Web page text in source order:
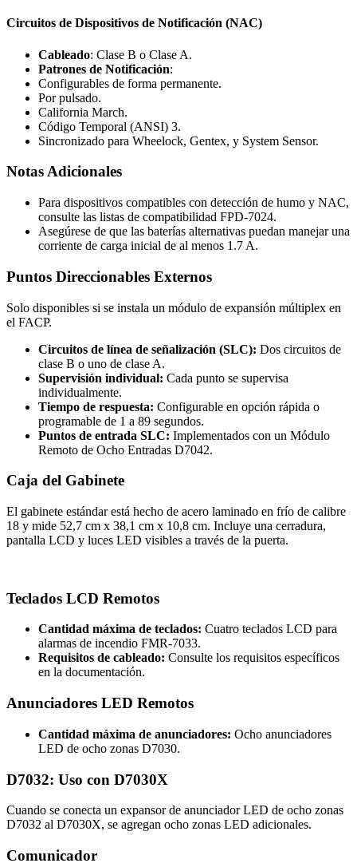
Circuitos de Dispositivos de Notificación (NAC)
Cableado: Clase B o Clase A.
Patrones de Notificación:
Configurables de forma permanente.
Por pulsado.
California March.
Código Temporal (ANSI) 3.
Sincronizado para Wheelock, Gentex, y System Sensor.
Notas Adicionales
Para dispositivos compatibles con detección de humo y NAC,
consulte las listas de compatibilidad FPD‑7024.
Asegúrese de que las baterías alternativas puedan manejar una
corriente de carga inicial de al menos 1.7 A.
Puntos Direccionables Externos
Solo disponibles si se instala un módulo de expansión múltiplex en
el FACP.
Circuitos de línea de señalización (SLC): Dos circuitos de
clase B o uno de clase A.
Supervisión individual: Cada punto se supervisa
individualmente.
Tiempo de respuesta: Configurable en opción rápida o
programable de 1 a 89 segundos.
Puntos de entrada SLC: Implementados con un Módulo
Remoto de Ocho Entradas D7042.
Caja del Gabinete
El gabinete estándar está hecho de acero laminado en frío de calibre
18 y mide 52,7 cm x 38,1 cm x 10,8 cm. Incluye una cerradura,
pantalla LCD y luces LED visibles a través de la puerta.
Teclados LCD Remotos
Cantidad máxima de teclados: Cuatro teclados LCD para
alarmas de incendio FMR‑7033.
Requisitos de cableado: Consulte los requisitos específicos
en la documentación.
Anunciadores LED Remotos
Cantidad máxima de anunciadores: Ocho anunciadores
LED de ocho zonas D7030.
D7032: Uso con D7030X
Cuando se conecta un expansor de anunciador LED de ocho zonas
D7032 al D7030X, se agregan ocho zonas LED adicionales.
Comunicador